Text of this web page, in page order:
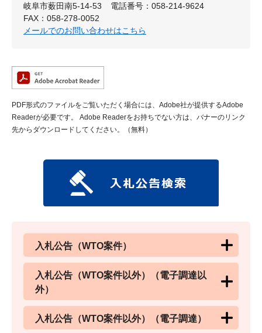
岐阜市薮田南5-14-53
電話番号：058-214-9624
FAX：058-278-0052
メールでのお問い合わせはこちら
PDF形式のファイルをご覧いただく場合には、Adobe社が提供するAdobe
Readerが必要です。
Adobe Readerをお持ちでない方は、バナーのリンク
先からダウンロードしてください。（無料）
入札公告（WTO案件）
入札公告（WTO案件以外）（電子調達以
外）
入札公告（WTO案件以外）（電子調達）